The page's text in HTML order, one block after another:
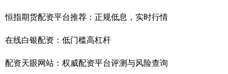
恒指期货配资平台推荐：正规低息，实时行情
在线白银配资：低门槛高杠杆
配资天眼网站：权威配资平台评测与风险查询